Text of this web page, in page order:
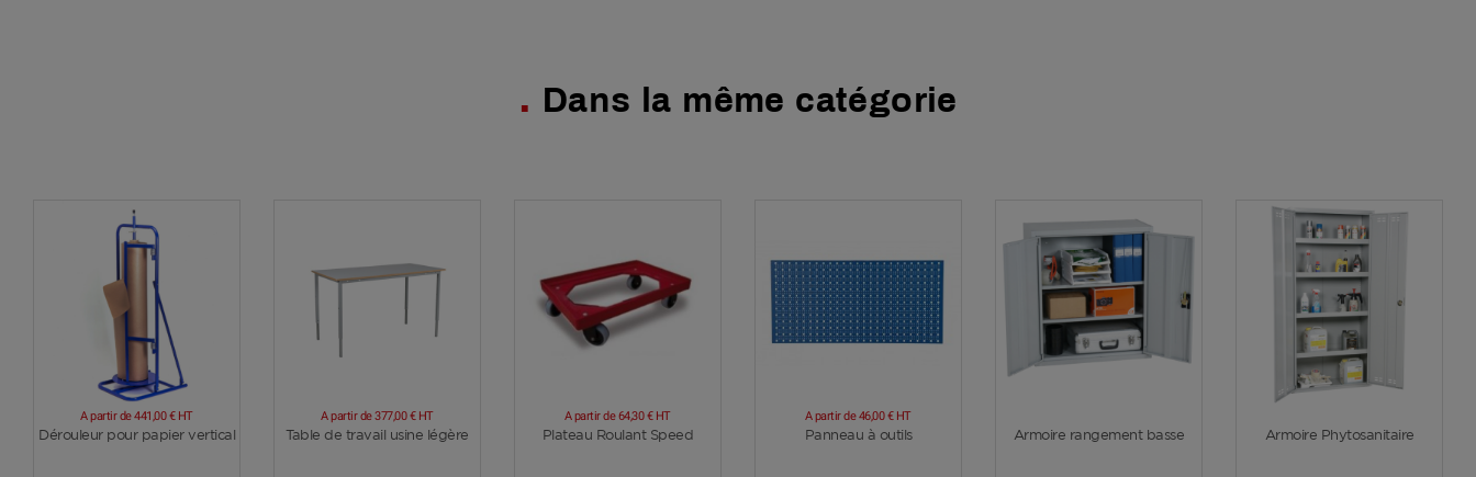
Dans la même catégorie
Voir plus
Dérouleur pour papier vertical
A partir de441,00 € HT
Voir plus
Table de travail usine légère
A partir de377,00 € HT
Voir plus
Plateau Roulant Speed
A partir de64,30 € HT
Voir plus
Panneau à outils
A partir de46,00 € HT
Voir plus
Armoire rangement basse Voir plus
Armoire Phytosanitaire